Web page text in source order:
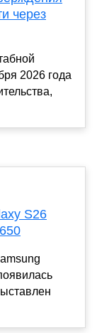
через
2026 года
S26